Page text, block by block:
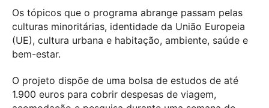
Os tópicos que o programa abrange passam pelas
culturas minoritárias, identidade da União Europeia
(UE), cultura urbana e habitação, ambiente, saúde e
bem-estar.
O projeto dispõe de uma bolsa de estudos de até
1.900 euros para cobrir despesas de viagem,